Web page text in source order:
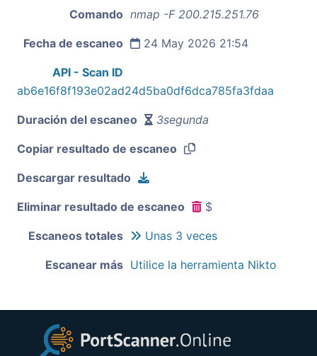
Comando nmap -F 200.215.251.76
Fecha de escaneo 24 May 2026 21:54
API - Scan ID
ab6e16f8f193e02ad24d5ba0df6dca785fa3fdaa
Duración del escaneo 3segunda
Copiar resultado de escaneo
Descargar resultado
Eliminar resultado de escaneo $
Escaneos totales Unas 3 veces
Escanear más Utilice la herramienta Nikto